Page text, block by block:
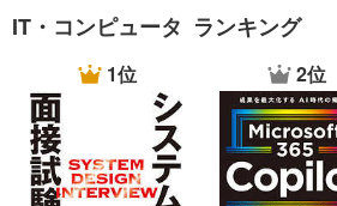
IT・コンピュータ ランキング
1位 2位